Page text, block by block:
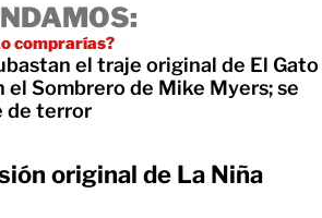
comprarías?
el traje original de El Gato
el Sombrero de Mike Myers; se
de terror
original de La Niña